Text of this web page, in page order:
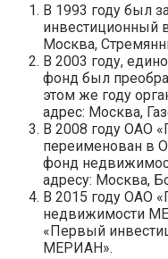
В 1993 году был
инвестиционный
Москва,
В 2003 году,
фонд был
этом же году
адрес: Москва,
В 2008 году ОАО
переименован в
фонд
адресу: Москва,
В 2015 году ОАО
недвижимости
«Первый
МЕРИАН».